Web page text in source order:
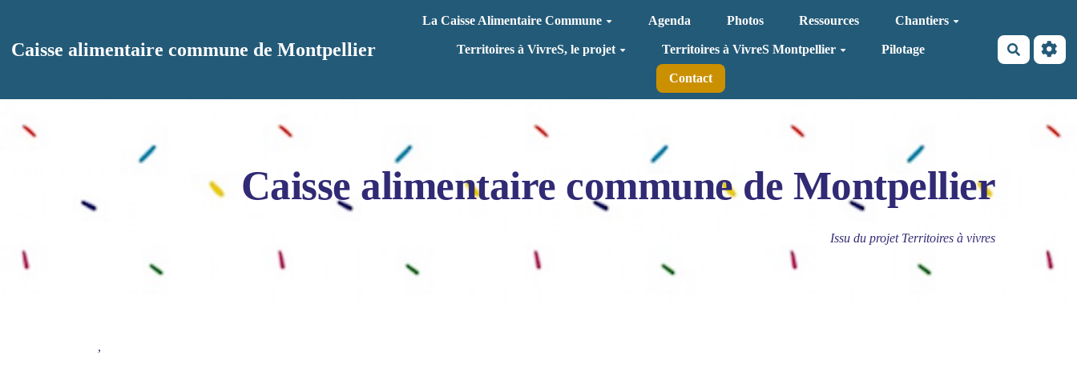
Caisse alimentaire commune de Montpellier
La Caisse Alimentaire Commune Agenda Photos Ressources Chantiers
Territoires à VivreS, le projet Territoires à VivreS Montpellier Pilotage
Contact
Caisse alimentaire commune de Montpellier
Issu du projet Territoires à vivres
,